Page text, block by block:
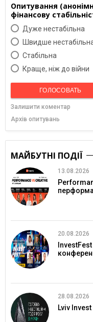
Опитування
фінансову
Дуже нестабільна
Швидше
Cтабільна
Краще, ніж до війни
ГОЛОСОВАТЬ
Залишити коментар
Архів опитувань
МАЙБУТНІ ПОДІЇ
13.08.2026
20.08.2026
28.08.2026
Lviv